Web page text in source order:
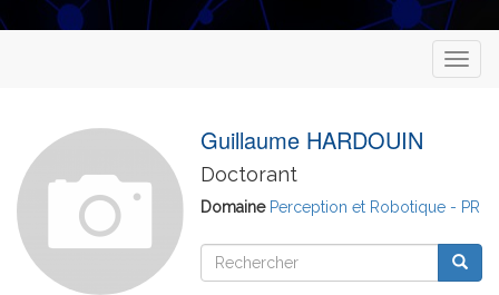
Guillaume HARDOUIN
Doctorant
Domaine Perception et Robotique - PR
Rechercher
Rechercher